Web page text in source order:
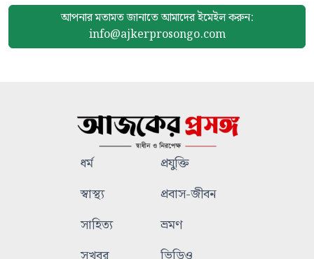
আপনার মতামত জানাতে আমাদেরইমেইল করুন:
info@ajkerprosongo.com
ধর্ম
প্রযুক্তি
স্বাস্থ্য
প্রবাস-জীবন
সাহিত্য
ভ্রমণ